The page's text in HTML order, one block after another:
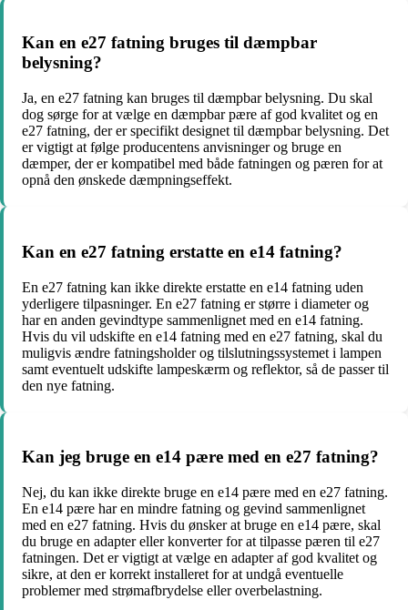
Kan en e27 fatning bruges til dæmpbar
belysning?
Ja, en e27 fatning kan bruges til dæmpbar belysning. Du skal
dog sørge for at vælge en dæmpbar pære af god kvalitet og en
e27 fatning, der er specifikt designet til dæmpbar belysning. Det
er vigtigt at følge producentens anvisninger og bruge en
dæmper, der er kompatibel med både fatningen og pæren for at
opnå den ønskede dæmpningseffekt.
Kan en e27 fatning erstatte en e14 fatning?
En e27 fatning kan ikke direkte erstatte en e14 fatning uden
yderligere tilpasninger. En e27 fatning er større i diameter og
har en anden gevindtype sammenlignet med en e14 fatning.
Hvis du vil udskifte en e14 fatning med en e27 fatning, skal du
muligvis ændre fatningsholder og tilslutningssystemet i lampen
samt eventuelt udskifte lampeskærm og reflektor, så de passer til
den nye fatning.
Kan jeg bruge en e14 pære med en e27 fatning?
Nej, du kan ikke direkte bruge en e14 pære med en e27 fatning.
En e14 pære har en mindre fatning og gevind sammenlignet
med en e27 fatning. Hvis du ønsker at bruge en e14 pære, skal
du bruge en adapter eller konverter for at tilpasse pæren til e27
fatningen. Det er vigtigt at vælge en adapter af god kvalitet og
sikre, at den er korrekt installeret for at undgå eventuelle
problemer med strømafbrydelse eller overbelastning.